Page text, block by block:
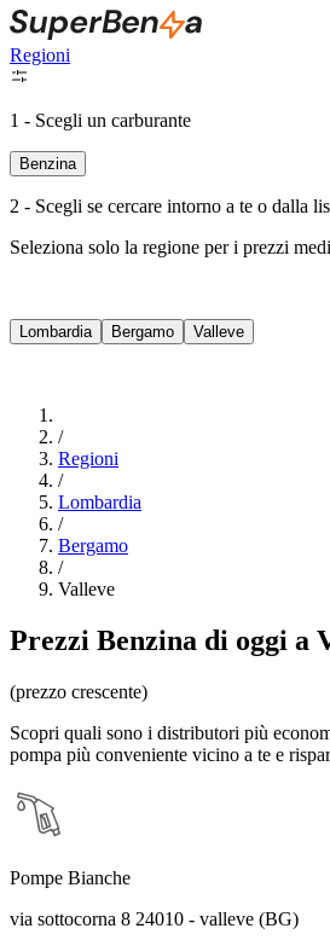
Regioni
1 - Scegli un carburante
Benzina
2 - Scegli se cercare intorno a te o dalla
Seleziona solo la regione per i prezzi
Lombardia Bergamo Valleve
/
Regioni
/
Lombardia
/
Bergamo
/
Valleve
Prezzi Benzina di oggi a
(prezzo crescente)
Scopri quali sono i distributori più
pompa più conveniente vicino a te e
Pompe Bianche
via sottocorna 8 24010 - valleve (BG)